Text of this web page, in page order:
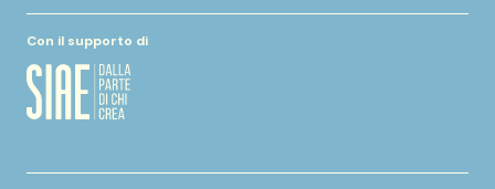
Con il supporto di